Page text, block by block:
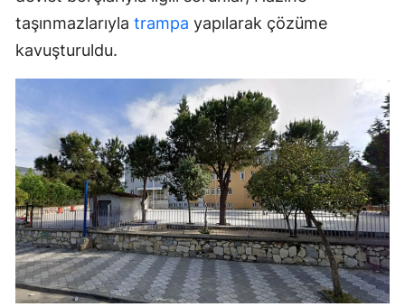
taşınmazlarıyla trampa yapılarak çözüme
kavuşturuldu.